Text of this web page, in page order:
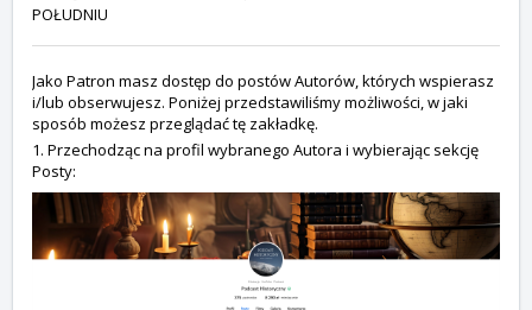
POŁUDNIU
Jako Patron masz dostęp do postów Autorów, których wspierasz
i/lub obserwujesz. Poniżej przedstawiliśmy możliwości, w jaki
sposób możesz przeglądać tę zakładkę.
1. Przechodząc na profil wybranego Autora i wybierając sekcję
Posty: